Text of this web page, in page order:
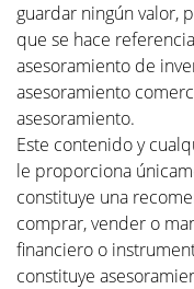
guardar ningún valor,
que se hace
asesoramiento de
asesoramiento
asesoramiento.
Este contenido y
le proporciona
constituye una
comprar, vender o
financiero o
constituye